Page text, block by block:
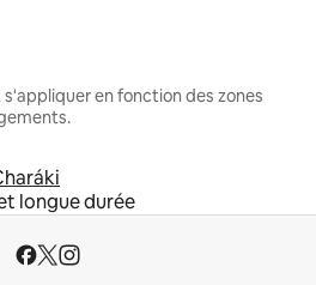
en fonction des zones
longue durée